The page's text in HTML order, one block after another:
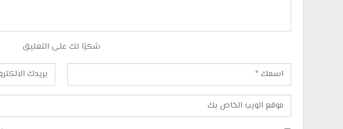
شكرًا لك على التعليق